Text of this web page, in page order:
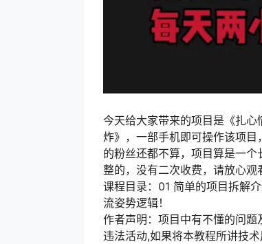
今天给大家带来的项目是《扎
炸》，一部手机即可操作该项
的粉丝还都不算，项目算是一
整的，没有二次收费，请放心观
课程目录：01 简单的项目拆解
流姿势逻辑！
作者声明：项目中有不懂的问
违法活动,如果将本教程所讲技术